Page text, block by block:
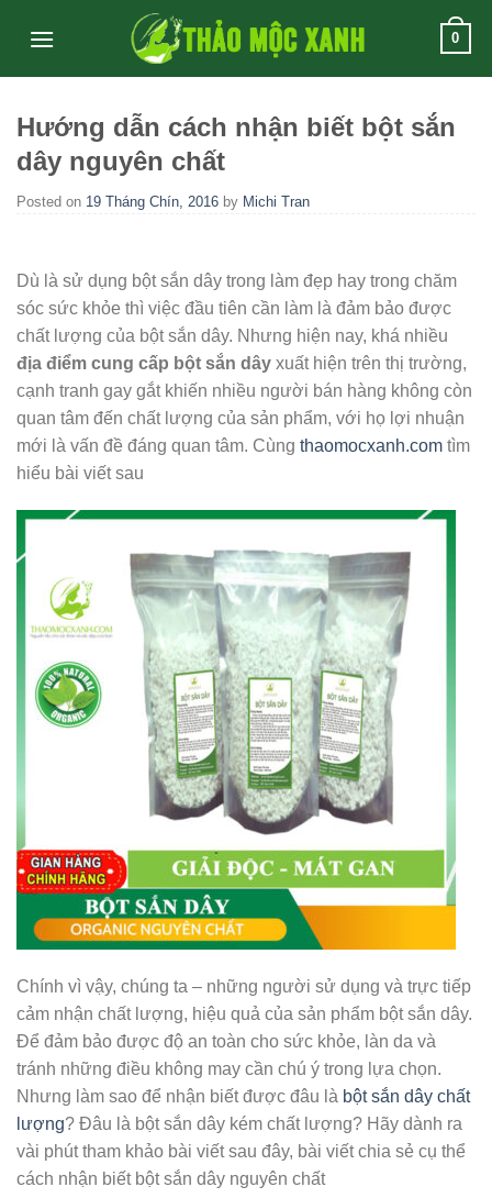
0
Hướng dẫn cách nhận biết bột sắn
dây nguyên chất
Posted on 19 Tháng Chín, 2016 by Michi Tran
Dù là sử dụng bột sắn dây trong làm đẹp hay trong chăm
sóc sức khỏe thì việc đầu tiên cần làm là đảm bảo được
chất lượng của bột sắn dây. Nhưng hiện nay, khá nhiều
địa điểm cung cấp bột sắn dây xuất hiện trên thị trường,
cạnh tranh gay gắt khiến nhiều người bán hàng không còn
quan tâm đến chất lượng của sản phẩm, với họ lợi nhuận
mới là vấn đề đáng quan tâm. Cùng thaomocxanh.com tìm
hiểu bài viết sau
Chính vì vậy, chúng ta – những người sử dụng và trực tiếp
cảm nhận chất lượng, hiệu quả của sản phẩm bột sắn dây.
Để đảm bảo được độ an toàn cho sức khỏe, làn da và
tránh những điều không may cần chú ý trong lựa chọn.
Nhưng làm sao để nhận biết được đâu là bột sắn dây chất
lượng? Đâu là bột sắn dây kém chất lượng? Hãy dành ra
vài phút tham khảo bài viết sau đây, bài viết chia sẻ cụ thể
cách nhận biết bột sắn dây nguyên chất